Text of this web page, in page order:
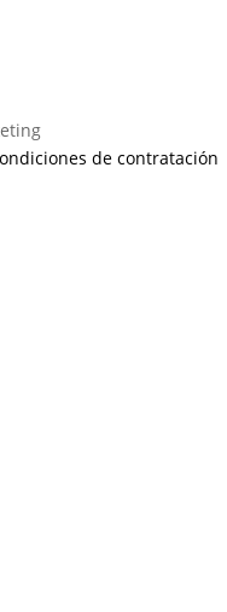
de contratación